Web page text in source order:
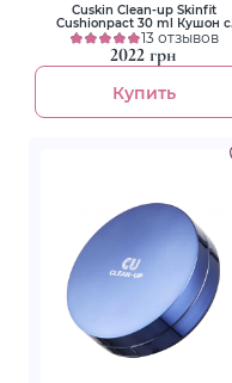
Cuskin Clean-up Skinfit
Cushionpact 30 ml Кушон с
запаской Тон 23 Medium
13 отзывов
2022 грн
Купить